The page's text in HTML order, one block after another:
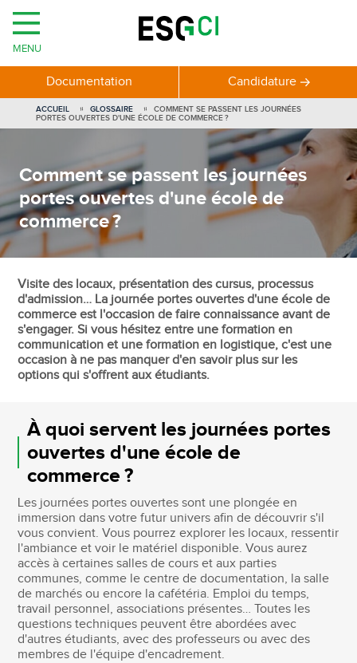
Comment se passent les journées
portes ouvertes d'une école de
commerce ?
ACCUEIL GLOSSAIRE
COMMENT SE PASSENT LES JOURNÉES
PORTES OUVERTES D'UNE ÉCOLE DE COMMERCE ?
Visite des locaux, présentation des cursus, processus
d'admission… La journée portes ouvertes d'une école de
commerce est l'occasion de faire connaissance avant de
s'engager. Si vous hésitez entre une formation en
communication et une formation en logistique, c'est une
occasion à ne pas manquer d'en savoir plus sur les
options qui s'offrent aux étudiants.
À quoi servent les journées portes
ouvertes d'une école de
commerce ?
Les journées portes ouvertes sont une plongée en
immersion dans votre futur univers afin de découvrir s'il
vous convient. Vous pourrez explorer les locaux, ressentir
l'ambiance et voir le matériel disponible. Vous aurez
accès à certaines salles de cours et aux parties
communes, comme le centre de documentation, la salle
de marchés ou encore la cafétéria. Emploi du temps,
travail personnel, associations présentes… Toutes les
questions techniques peuvent être abordées avec
d'autres étudiants, avec des professeurs ou avec des
membres de l'équipe d'encadrement.
MENU
Documentation Candidature